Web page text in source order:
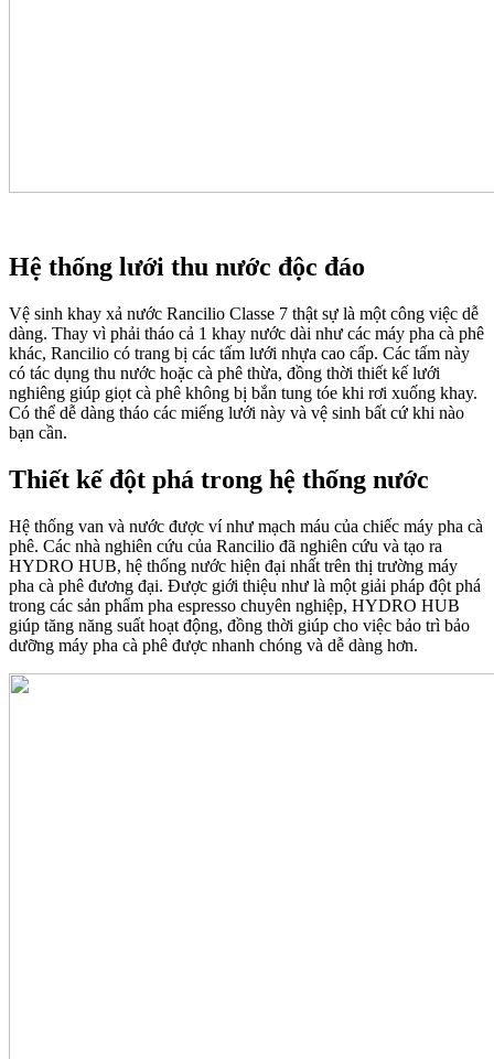
Hệ thống lưới thu nước độc đáo
Vệ sinh khay xả nước Rancilio Classe 7 thật sự là một công việc dễ
dàng. Thay vì phải tháo cả 1 khay nước dài như các máy pha cà phê
khác, Rancilio có trang bị các tấm lưới nhựa cao cấp. Các tấm này
có tác dụng thu nước hoặc cà phê thừa, đồng thời thiết kế lưới
nghiêng giúp giọt cà phê không bị bắn tung tóe khi rơi xuống khay.
Có thể dễ dàng tháo các miếng lưới này và vệ sinh bất cứ khi nào
bạn cần.
Thiết kế đột phá trong hệ thống nước
Hệ thống van và nước được ví như mạch máu của chiếc máy pha cà
phê. Các nhà nghiên cứu của Rancilio đã nghiên cứu và tạo ra
HYDRO HUB, hệ thống nước hiện đại nhất trên thị trường máy
pha cà phê đương đại. Được giới thiệu như là một giải pháp đột phá
trong các sản phẩm pha espresso chuyên nghiệp, HYDRO HUB
giúp tăng năng suất hoạt động, đồng thời giúp cho việc bảo trì bảo
dưỡng máy pha cà phê được nhanh chóng và dễ dàng hơn.